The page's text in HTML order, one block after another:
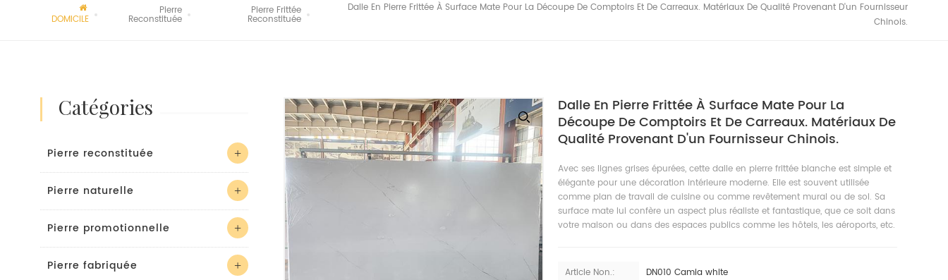
DOMICILE
Pierre
Reconstituée
Pierre Frittée
Reconstituée
Dalle En Pierre Frittée À Surface Mate Pour La Découpe De Comptoirs Et De Carreaux. Matériaux De Qualité Provenant D'un Fournisseur
Chinois.
Dalle En Pierre Frittée À Surface Mate Pour La
Découpe De Comptoirs Et De Carreaux. Matériaux De
Qualité Provenant D'un Fournisseur Chinois.
Avec ses lignes grises épurées, cette dalle en pierre frittée blanche est simple et
élégante pour une décoration intérieure moderne. Elle est souvent utilisée
comme plan de travail de cuisine ou comme revêtement mural ou de sol. Sa
surface mate lui confère un aspect plus réaliste et fantastique, que ce soit dans
votre maison ou dans des espaces publics comme les hôtels, les aéroports, etc.
Article Non.: DN010 Camia white
catégories
Pierre reconstituée
Pierre naturelle
Pierre promotionnelle
Pierre fabriquée